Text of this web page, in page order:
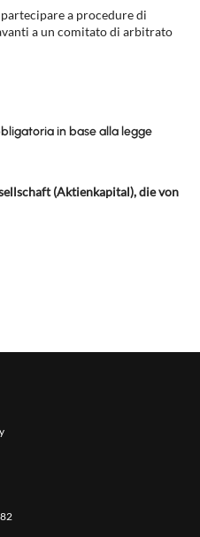
a procedure di
a un comitato di arbitrato
in base alla legge
(Aktienkapital), die von